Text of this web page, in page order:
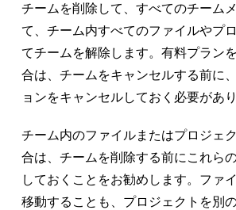
チームを削除して、すべてのチーム
て、チーム内すべてのファイルやプ
てチームを解除します。有料プラン
合は、チームをキャンセルする前に
ョンをキャンセルしておく必要があり
チーム内のファイルまたはプロジェ
合は、チームを削除する前にこれら
しておくことをお勧めします。ファ
移動することも、プロジェクトを別